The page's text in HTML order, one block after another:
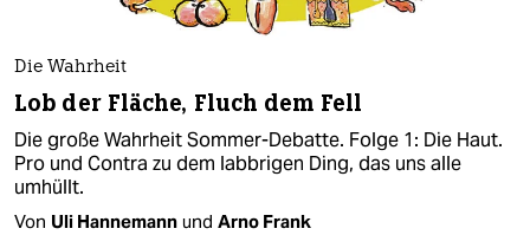
Die Wahrheit
Lob der Fläche, Fluch dem Fell
Die große Wahrheit Sommer-Debatte. Folge 1: Die Haut.
Pro und Contra zu dem labbrigen Ding, das uns alle
umhüllt.
Von Uli Hannemann und Arno Frank